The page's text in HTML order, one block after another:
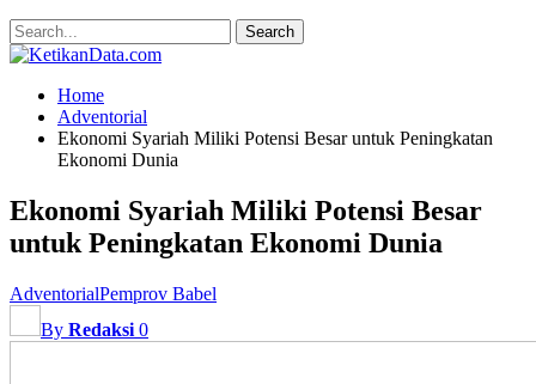
Home
Adventorial
Ekonomi Syariah Miliki Potensi Besar untuk Peningkatan
Ekonomi Dunia
Ekonomi Syariah Miliki Potensi Besar
untuk Peningkatan Ekonomi Dunia
AdventorialPemprov Babel
By Redaksi 0